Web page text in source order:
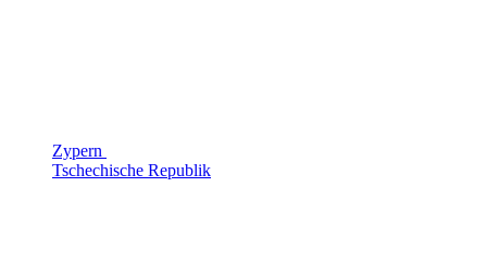
Zypern
Tschechische Republik